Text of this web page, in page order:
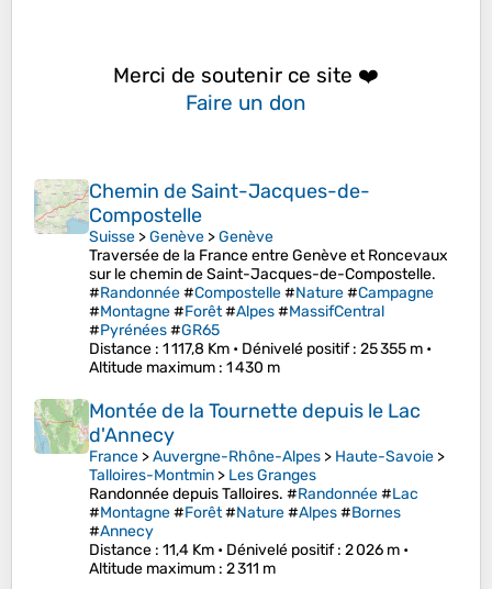
Merci de soutenir ce site ❤️
Faire un don
Chemin de Saint-Jacques-de-
Compostelle
Suisse >Genève >Genève
Traversée de la France entre Genève et Roncevaux
sur le chemin de Saint-Jacques-de-Compostelle.
#Randonnée#Compostelle#Nature#Campagne
#Montagne#Forêt#Alpes#MassifCentral
#Pyrénées#GR65
Distance : 1 117,8 Km • Dénivelé positif: 25 355 m •
Altitude maximum : 1 430 m
Montée de la Tournette depuis le Lac
d'Annecy
France >Auvergne-Rhône-Alpes > Haute-Savoie >
Talloires-Montmin > Les Granges
Randonnée depuis Talloires. #Randonnée#Lac
#Montagne#Forêt#Nature#Alpes#Bornes
#Annecy
Distance : 11,4 Km • Dénivelé positif: 2 026 m •
Altitude maximum : 2 311 m